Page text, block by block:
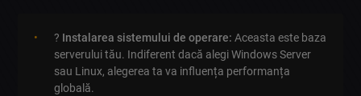
? Instalarea sistemului de operare: Aceasta este baza
serverului tău. Indiferent dacă alegi Windows Server
sau Linux, alegerea ta va influența performanța
globală.